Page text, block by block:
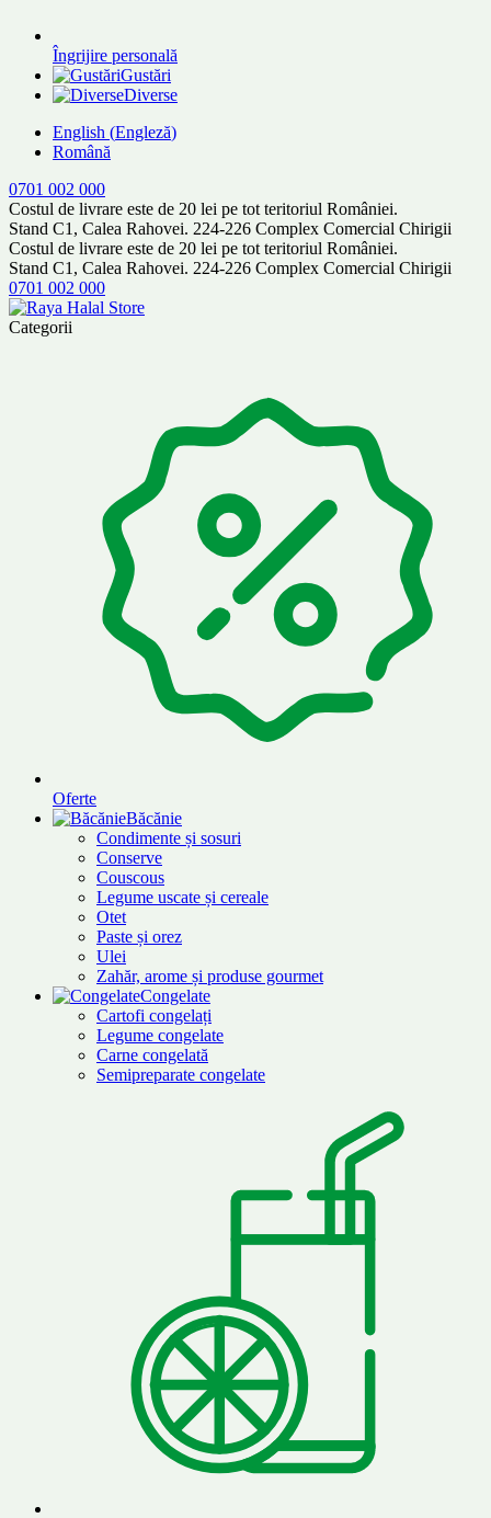
Îngrijire personală
Gustări
Diverse
English (Engleză)
Română
0701 002 000
Costul de livrare este de 20 lei pe tot teritoriul României.
Stand C1, Calea Rahovei. 224-226 Complex Comercial Chirigii
Costul de livrare este de 20 lei pe tot teritoriul României.
Stand C1, Calea Rahovei. 224-226 Complex Comercial Chirigii
0701 002 000
Categorii
Oferte
Băcănie
Condimente și sosuri
Conserve
Couscous
Legume uscate și cereale
Otet
Paste și orez
Ulei
Zahăr, arome și produse gourmet
Congelate
Cartofi congelați
Legume congelate
Carne congelată
Semipreparate congelate